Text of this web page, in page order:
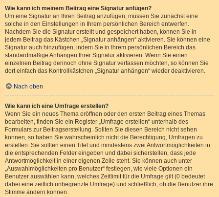
Wie kann ich meinem Beitrag eine Signatur anfügen?
Um eine Signatur an Ihren Beitrag anzufügen, müssen Sie zunächst eine
solche in den Einstellungen in Ihrem persönlichen Bereich entwerfen.
Nachdem Sie die Signatur erstellt und gespeichert haben, können Sie in
jedem Beitrag das Kästchen „Signatur anhängen“ aktivieren. Sie können eine
Signatur auch hinzufügen, indem Sie in Ihrem persönlichen Bereich das
standardmäßige Anhängen Ihrer Signatur aktivieren. Wenn Sie einen
einzelnen Beitrag dennoch ohne Signatur verfassen möchten, so können Sie
dort einfach das Kontrollkästchen „Signatur anhängen“ wieder deaktivieren.
Nach oben
Wie kann ich eine Umfrage erstellen?
Wenn Sie ein neues Thema eröffnen oder den ersten Beitrag eines Themas
bearbeiten, finden Sie ein Register „Umfrage erstellen“ unterhalb des
Formulars zur Beitragserstellung. Sollten Sie diesen Bereich nicht sehen
können, so haben Sie wahrscheinlich nicht die Berechtigung, Umfragen zu
erstellen. Sie sollten einen Titel und mindestens zwei Antwortmöglichkeiten in
die entsprechenden Felder eingeben und dabei sicherstellen, dass jede
Antwortmöglichkeit in einer eigenen Zeile steht. Sie können auch unter
„Auswahlmöglichkeiten pro Benutzer“ festlegen, wie viele Optionen ein
Benutzer auswählen kann, welches Zeitlimit für die Umfrage gilt (0 bedeutet
dabei eine zeitlich unbegrenzte Umfrage) und schließlich, ob die Benutzer ihre
Stimme ändern können.